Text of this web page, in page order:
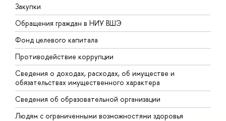
Закупки
Обращения граждан в НИУ ВШЭ
Фонд целевого капитала
Противодействие коррупции
Сведения о доходах, расходах, об имуществе и
обязательствах имущественного характера
Сведения об образовательной организации
Людям с ограниченными возможностями здоровья